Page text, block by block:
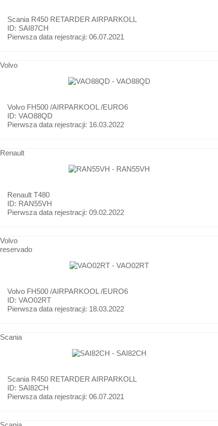
Scania R450 RETARDER AIRPARKOLL
ID: SAI87CH
Pierwsza data rejestracji: 06.07.2021
Volvo
Volvo FH500 /AIRPARKOOL /EURO6
ID: VAO88QD
Pierwsza data rejestracji: 16.03.2022
Renault
Renault T480
ID: RAN55VH
Pierwsza data rejestracji: 09.02.2022
Volvo
reservado
Volvo FH500 /AIRPARKOOL /EURO6
ID: VAO02RT
Pierwsza data rejestracji: 18.03.2022
Scania
Scania R450 RETARDER AIRPARKOLL
ID: SAI82CH
Pierwsza data rejestracji: 06.07.2021